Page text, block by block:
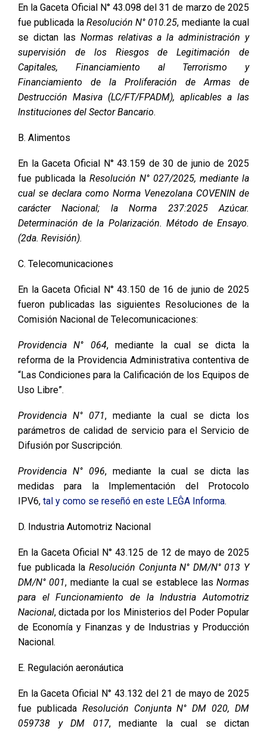
En la Gaceta Oficial N° 43.098 del 31 de marzo de 2025
fue publicada la Resolución N° 010.25, mediante la cual
se dictan las Normas relativas a la administración y
supervisión de los Riesgos de Legitimación de
Capitales, Financiamiento al Terrorismo y
Financiamiento de la Proliferación de Armas de
Destrucción Masiva (LC/FT/FPADM), aplicables a las
Instituciones del Sector Bancario.
B. Alimentos
En la Gaceta Oficial N° 43.159 de 30 de junio de 2025
fue publicada la Resolución N° 027/2025, mediante la
cual se declara como Norma Venezolana COVENIN de
carácter Nacional; la Norma 237:2025 Azúcar.
Determinación de la Polarización. Método de Ensayo.
(2da. Revisión).
C. Telecomunicaciones
En la Gaceta Oficial N° 43.150 de 16 de junio de 2025
fueron publicadas las siguientes Resoluciones de la
Comisión Nacional de Telecomunicaciones:
Providencia N° 064, mediante la cual se dicta la
reforma de la Providencia Administrativa contentiva de
“Las Condiciones para la Calificación de los Equipos de
Uso Libre”.
Providencia N° 071, mediante la cual se dicta los
parámetros de calidad de servicio para el Servicio de
Difusión por Suscripción.
Providencia N° 096, mediante la cual se dicta las
medidas para la Implementación del Protocolo
IPV6, tal y como se reseñó en este LEĜA Informa.
D. Industria Automotriz Nacional
En la Gaceta Oficial N° 43.125 de 12 de mayo de 2025
fue publicada la Resolución Conjunta N° DM/N° 013 Y
DM/N° 001, mediante la cual se establece las Normas
para el Funcionamiento de la Industria Automotriz
Nacional, dictada por los Ministerios del Poder Popular
de Economía y Finanzas y de Industrias y Producción
Nacional.
E. Regulación aeronáutica
En la Gaceta Oficial N° 43.132 del 21 de mayo de 2025
fue publicada Resolución Conjunta N° DM 020, DM
059738 y DM 017, mediante la cual se dictan